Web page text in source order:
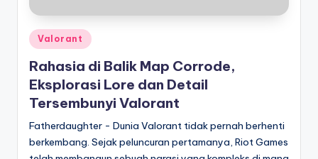
-
S
p
o
r
t
s
liputan
mendalam
seputar
dunia
e-
sport
Posted
in
Valorant
Rahasia di Balik Map Corrode,
Eksplorasi Lore dan Detail
Tersembunyi Valorant
Fatherdaughter - Dunia Valorant tidak pernah berhenti
berkembang. Sejak peluncuran pertamanya, Riot Games